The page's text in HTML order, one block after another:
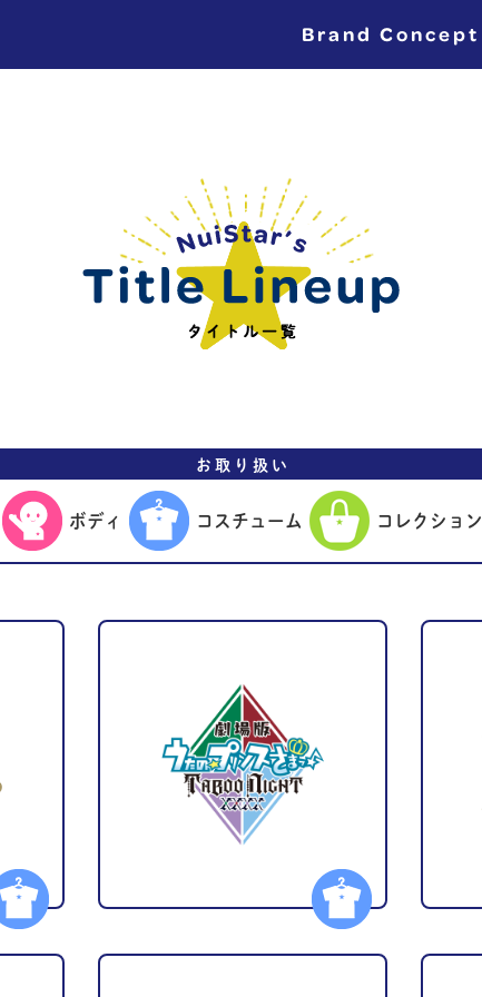
Brand Concept
お取り扱い
ボディ コスチューム コレクション